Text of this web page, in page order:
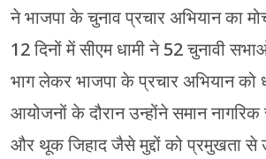
ने भाजपा के चुनाव प्रचार अभियान का
12 दिनों में सीएम धामी ने 52 चुनावी
भाग लेकर भाजपा के प्रचार अभियान को
आयोजनों के दौरान उन्होंने समान नागरिक
और थूक जिहाद जैसे मुद्दों को प्रमुखता से